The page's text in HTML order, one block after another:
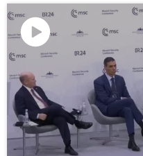
Reproduzir
vídeo